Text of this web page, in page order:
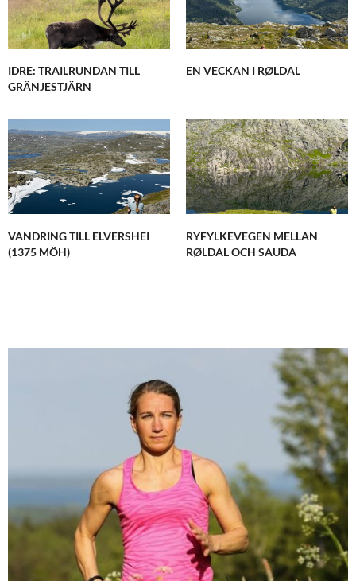
IDRE: TRAILRUNDAN TILL
GRÄNJESTJÄRN
EN VECKAN I RØLDAL
VANDRING TILL ELVERSHEI
(1375 MÖH)
RYFYLKEVEGEN MELLAN
RØLDAL OCH SAUDA